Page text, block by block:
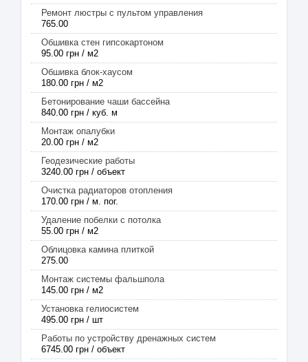
Ремонт люстры с пультом управления
765.00
Обшивка стен гипсокартоном
95.00 грн / м2
Обшивка блок-хаусом
180.00 грн / м2
Бетонирование чаши бассейна
840.00 грн / куб. м
Монтаж опалубки
20.00 грн / м2
Геодезические работы
3240.00 грн / объект
Очистка радиаторов отопления
170.00 грн / м. пог.
Удаление побелки с потолка
55.00 грн / м2
Облицовка камина плиткой
275.00
Монтаж системы фальшпола
145.00 грн / м2
Установка гелиосистем
495.00 грн / шт
Работы по устройству дренажных систем
6745.00 грн / объект